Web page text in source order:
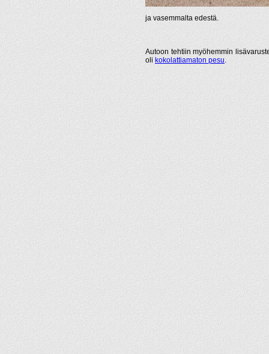
ja vasemmalta edestä.
Autoon tehtiin myöhemmin
oli kokolattiamaton pesu